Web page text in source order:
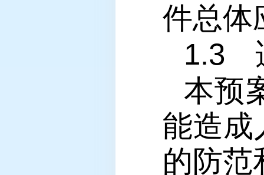
件总体
1.3
本预
能造成
的防范